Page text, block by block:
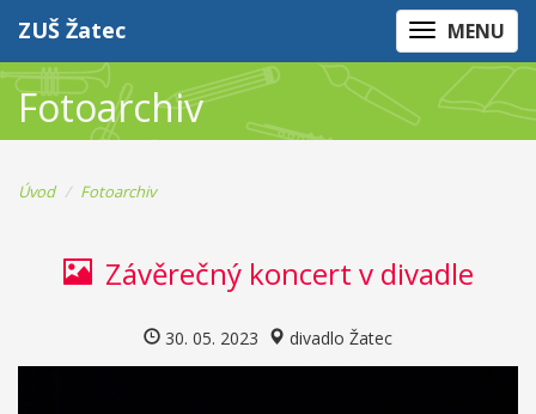
MENU
ZUŠ Žatec
Fotoarchiv
Úvod Fotoarchiv
Závěrečný koncert v divadle
30. 05. 2023 divadlo Žatec